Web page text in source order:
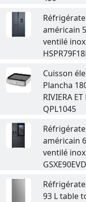
américain
ventilé inox
Cuisson
Plancha
RIVIERA ET
QPL1045
américain
ventilé inox
93 L table